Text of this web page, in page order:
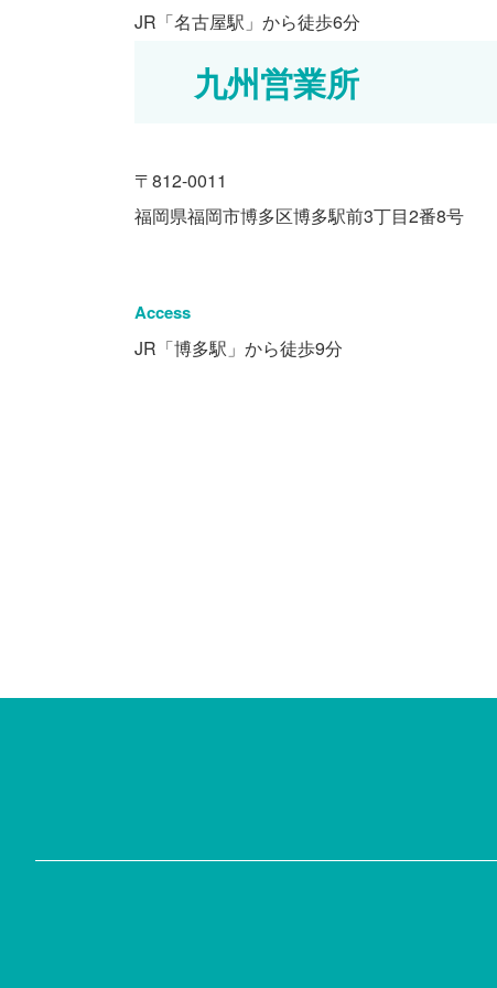
JR「名古屋駅」から徒歩6分
九州営業所
〒812-0011
福岡県福岡市博多区博多駅前3丁目2番8号
Access
JR「博多駅」から徒歩9分